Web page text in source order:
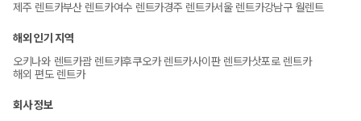
제주 렌트카부산 렌트카여수 렌트카경주 렌트카서울 렌트카강남구 월렌트
해외 인기 지역
오키나와 렌트카괌 렌트카후쿠오카 렌트카사이판 렌트카삿포로 렌트카
해외 편도 렌트카
회사 정보